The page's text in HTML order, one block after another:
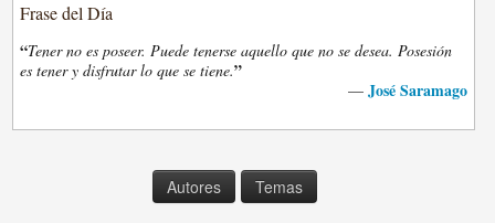
Frase del Día
“Tener no es poseer. Puede tenerse aquello que no se desea. Posesión
es tener y disfrutar lo que se tiene.”
— José Saramago
Autores Temas